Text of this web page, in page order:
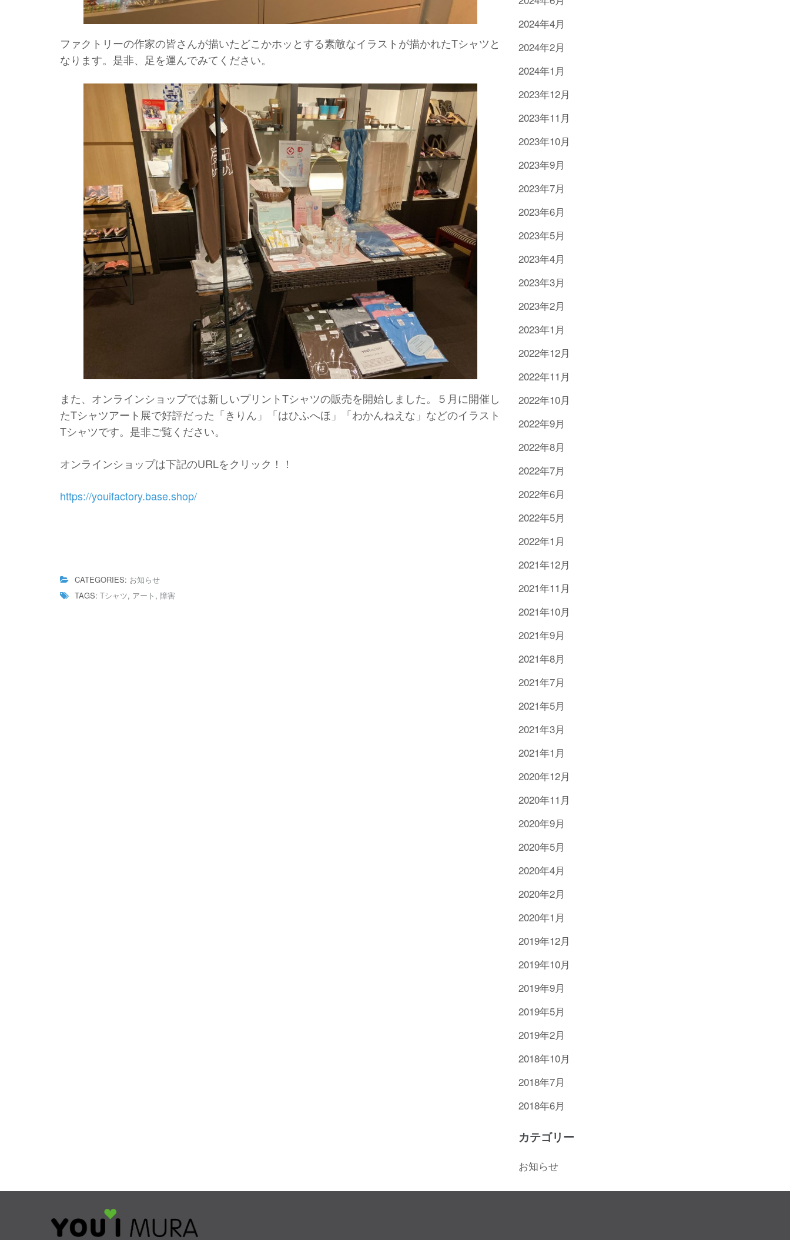
ファクトリーの作家の皆さんが描いたどこかホッとする素敵なイラストが描かれたTシャツと
なります。是非、足を運んでみてください。
また、オンラインショップでは新しいプリントTシャツの販売を開始しました。５月に開催し
たTシャツアート展で好評だった「きりん」「はひふへほ」「わかんねえな」などのイラスト
Tシャツです。是非ご覧ください。
オンラインショップは下記のURLをクリック！！
https://youifactory.base.shop/
CATEGORIES: お知らせ
TAGS: Tシャツ, アート , 障害
2024年4月
2024年2月
2024年1月
2023年12月
2023年11月
2023年10月
2023年9月
2023年7月
2023年6月
2023年5月
2023年4月
2023年3月
2023年2月
2023年1月
2022年12月
2022年11月
2022年10月
2022年9月
2022年8月
2022年7月
2022年6月
2022年5月
2022年1月
2021年12月
2021年11月
2021年10月
2021年9月
2021年8月
2021年7月
2021年5月
2021年3月
2021年1月
2020年12月
2020年11月
2020年9月
2020年5月
2020年4月
2020年2月
2020年1月
2019年12月
2019年10月
2019年9月
2019年5月
2019年2月
2018年10月
2018年7月
2018年6月
カテゴリー
お知らせ